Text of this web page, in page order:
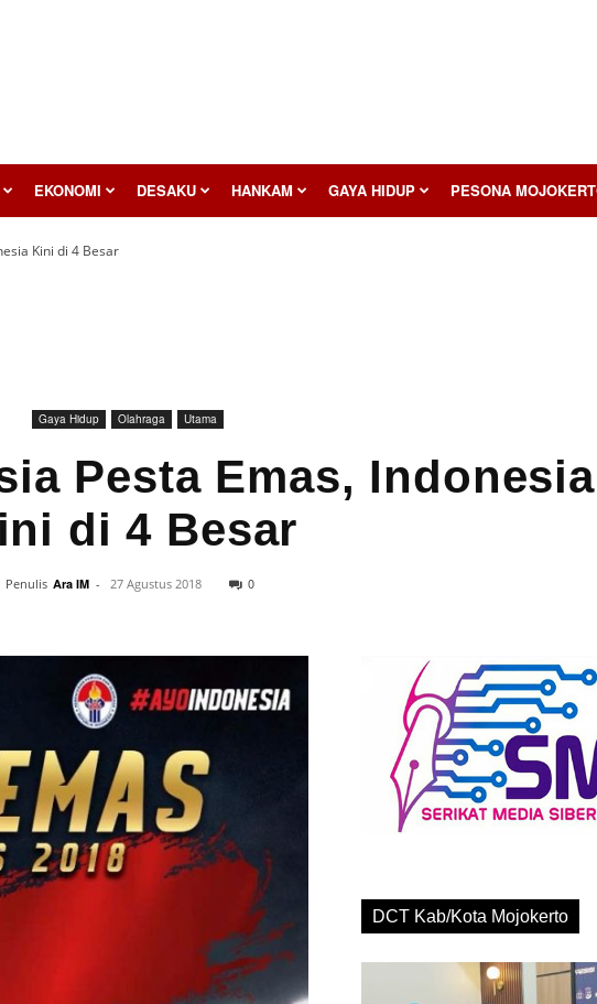
EKONOMI DESAKU HANKAM GAYA HIDUP PESONA
Kini di 4 Besar
Gaya Hidup Olahraga Utama
Pesta Emas, Indonesia
di 4 Besar
Penulis Ara IM - 27 Agustus 2018 0
DCT Kab/Kota Mojokerto